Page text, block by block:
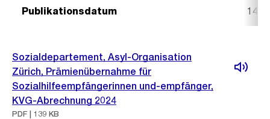
Publikationsdatum 14.
Sozialdepartement, Asyl-Organisation
Zürich, Prämienübernahme für
Sozialhilfeempfängerinnen und-empfänger,
KVG-Abrechnung 2024
PDF | 139 KB